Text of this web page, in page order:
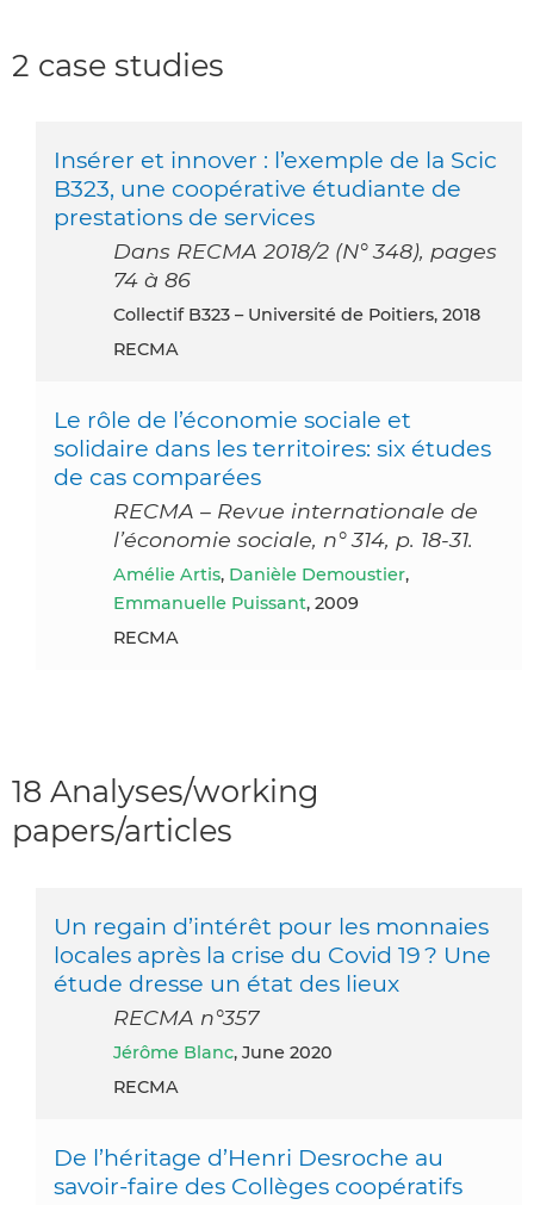
2 case studies
Insérer et innover : l’exemple de la Scic
B323, une coopérative étudiante de
prestations de services
Dans RECMA 2018/2 (N° 348), pages
74 à 86
Collectif B323 – Université de Poitiers, 2018
RECMA
Le rôle de l’économie sociale et
solidaire dans les territoires: six études
de cas comparées
RECMA – Revue internationale de
l’économie sociale, n° 314, p. 18-31.
Amélie Artis, Danièle Demoustier,
Emmanuelle Puissant, 2009
RECMA
18 Analyses/working
papers/articles
Un regain d’intérêt pour les monnaies
locales après la crise du Covid 19 ? Une
étude dresse un état des lieux
RECMA n°357
Jérôme Blanc, June 2020
RECMA
De l’héritage d’Henri Desroche au
savoir-faire des Collèges coopératifs